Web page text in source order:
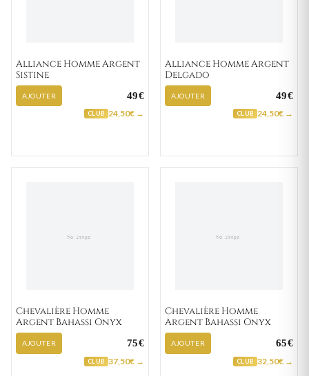
Alliance Homme Argent
Sistine
AJOUTER 49€
CLUB 24,50€ →
Alliance Homme Argent
Delgado
AJOUTER 49€
CLUB 24,50€ →
Chevalière Homme
Argent Bahassi Onyx
AJOUTER 75€
CLUB 37,50€ →
Chevalière Homme
Argent Bahassi Onyx
AJOUTER 65€
CLUB 32,50€ →